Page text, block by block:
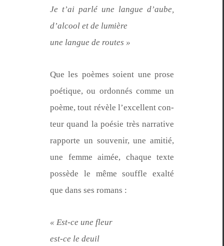
Je t’ai par­lé une langue d’aube,
d’al­cool et de lumière
une langue de routes »
Que les poèmes soient une prose
poé­tique, ou ordon­nés comme un
poème, tout révèle l’ex­cel­lent con­
teur quand la poésie très nar­ra­tive
rap­porte un sou­venir, une ami­tié,
une femme aimée, chaque texte
pos­sède le même souf­fle exalté
que dans ses romans :
« Est-ce une fleur
est-ce le deuil